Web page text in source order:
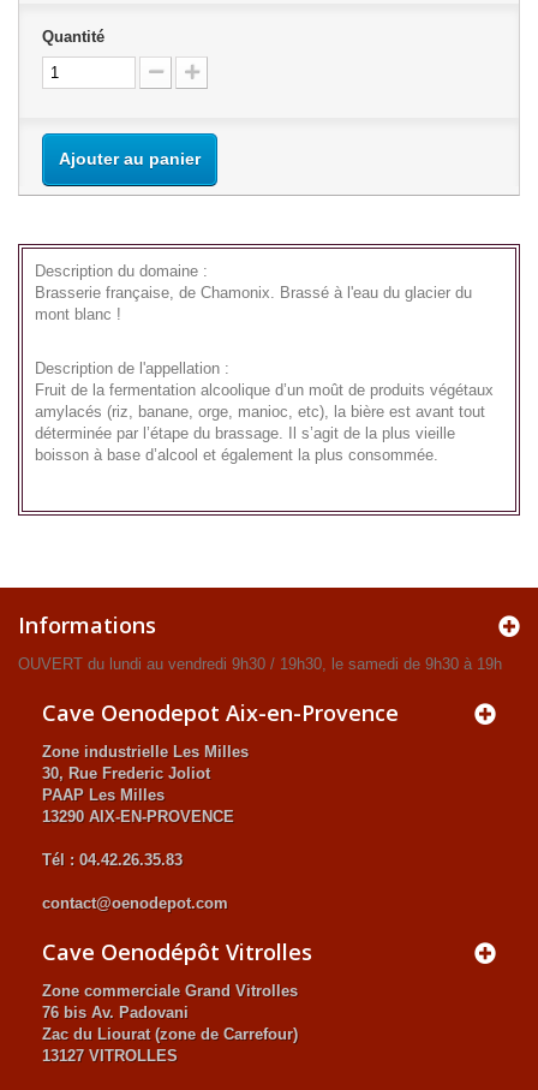
Quantité
Ajouter au panier
Description du domaine :
Brasserie française, de Chamonix. Brassé à l'eau du glacier du
mont blanc !
Description de l'appellation :
Fruit de la fermentation alcoolique d’un moût de produits végétaux
amylacés (riz, banane, orge, manioc, etc), la bière est avant tout
déterminée par l’étape du brassage. Il s’agit de la plus vieille
boisson à base d’alcool et également la plus consommée.
Informations
OUVERT du lundi au vendredi 9h30 / 19h30, le samedi de 9h30 à 19h
Cave Oenodepot Aix-en-Provence
Zone industrielle Les Milles
30, Rue Frederic Joliot
PAAP Les Milles
13290 AIX-EN-PROVENCE
Tél : 04.42.26.35.83
contact@oenodepot.com
Cave Oenodépôt Vitrolles
Zone commerciale Grand Vitrolles
76 bis Av. Padovani
Zac du Liourat (zone de Carrefour)
13127 VITROLLES